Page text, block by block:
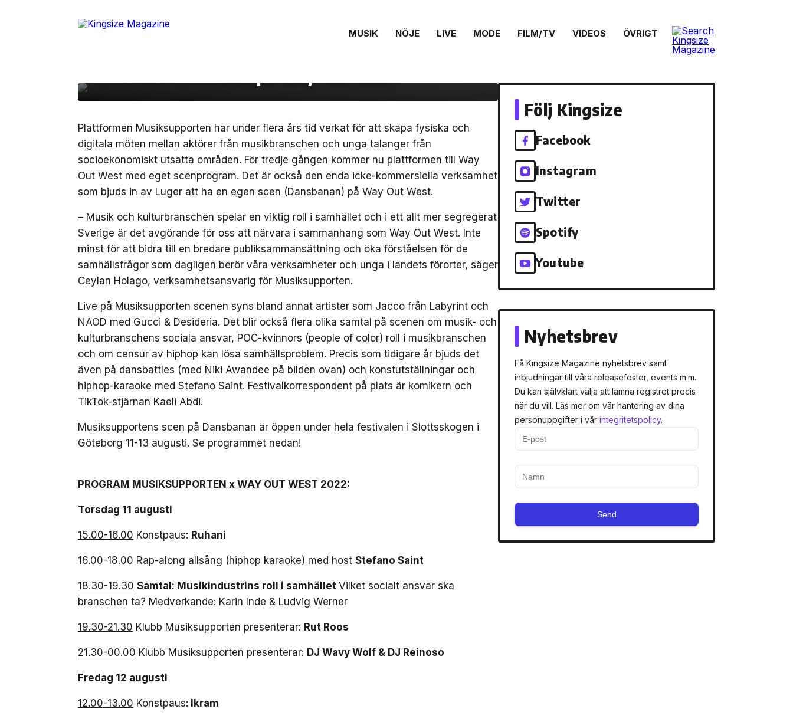
MUSIK NÖJE LIVE MODE FILM/TV VIDEOS ÖVRIGT
Musiksupporten bjuder in till spelningar,
Plattformen Musiksupporten har under flera års tid verkat för att skapa fysiska och
digitala möten mellan aktörer från musikbranschen och unga talanger från
socioekonomiskt utsatta områden. För tredje gången kommer nu plattformen till Way
Out West med eget scenprogram. Det är också den enda icke-kommersiella verksamhet
som bjuds in av Luger att ha en egen scen (Dansbanan) på Way Out West.
– Musik och kulturbranschen spelar en viktig roll i samhället och i ett allt mer segregerat
Sverige är det avgörande för oss att närvara i sammanhang som Way Out West. Inte
minst för att bidra till en bredare publiksammansättning och öka förståelsen för de
samhällsfrågor som dagligen berör våra verksamheter och unga i landets förorter, säger
Ceylan Holago, verksamhetsansvarig för Musiksupporten.
Live på Musiksupporten scenen syns bland annat artister som Jacco från Labyrint och
NAOD med Gucci & Desideria. Det blir också flera olika samtal på scenen om musik- och
kulturbranschens sociala ansvar, POC-kvinnors (people of color) roll i musikbranschen
och om censur av hiphop kan lösa samhällsproblem. Precis som tidigare år bjuds det
även på dansbattles (med Niki Awandee på bilden ovan) och konstutställningar och
hiphop-karaoke med Stefano Saint. Festivalkorrespondent på plats är komikern och
TikTok-stjärnan Kaeli Abdi.
Musiksupportens scen på Dansbanan är öppen under hela festivalen i Slottsskogen i
Göteborg 11-13 augusti. Se programmet nedan!
PROGRAM MUSIKSUPPORTEN x WAY OUT WEST 2022:
Torsdag 11 augusti
15.00-16.00 Konstpaus: Ruhani
16.00-18.00 Rap-along allsång (hiphop karaoke) med host Stefano Saint
18.30-19.30 Samtal: Musikindustrins roll i samhället Vilket socialt ansvar ska
branschen ta? Medverkande: Karin Inde & Ludvig Werner
19.30-21.30 Klubb Musiksupporten presenterar: Rut Roos
21.30-00.00 Klubb Musiksupporten presenterar: DJ Wavy Wolf & DJ Reinoso
Fredag 12 augusti
12.00-13.00 Konstpaus: Ikram
Följ Kingsize
Facebook
Instagram
Twitter
Spotify
Youtube
Nyhetsbrev
Få Kingsize Magazine nyhetsbrev samt
inbjudningar till våra releasefester, events m.m.
Du kan självklart välja att lämna registret precis
när du vill. Läs mer om vår hantering av dina
personuppgifter i vår integritetspolicy.
Send